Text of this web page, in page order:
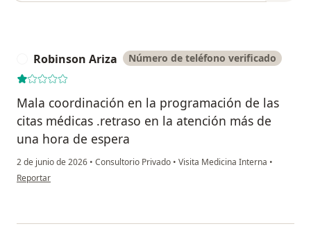
Robinson Ariza Número de teléfono verificado
Mala coordinación en la programación de las
citas médicas .retraso en la atención más de
una hora de espera
2 de junio de 2026 • Consultorio Privado • Visita Medicina Interna •
en opinión del usuario Robinson Ariza
Reportar